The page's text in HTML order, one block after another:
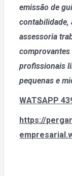
emissão de
contabilidade,
assessoria
comprovantes
profissionais
pequenas e
WATSAPP
https://